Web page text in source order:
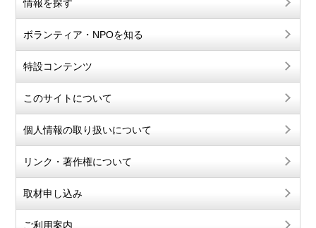
情報を探す
ボランティア・NPOを知る
特設コンテンツ
このサイトについて
個人情報の取り扱いについて
リンク・著作権について
取材申し込み
ご利用案内